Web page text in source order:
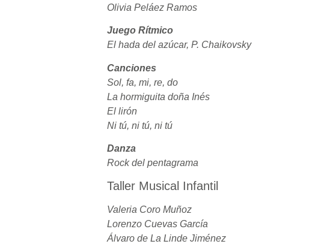
Olivia Peláez Ramos
Juego Rítmico
El hada del azúcar, P. Chaikovsky
Canciones
Sol, fa, mi, re, do
La hormiguita doña Inés
El lirón
Ni tú, ni tú, ni tú
Danza
Rock del pentagrama
Taller Musical Infantil
Valeria Coro Muñoz
Lorenzo Cuevas García
Álvaro de La Linde Jiménez